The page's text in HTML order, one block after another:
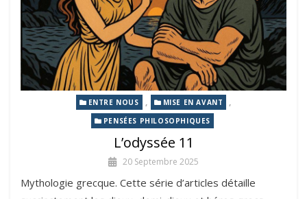
ENTRE NOUS , MISE EN AVANT ,
PENSÉES PHILOSOPHIQUES
L’odyssée 11
20 Septembre 2025
Mythologie grecque. Cette série d’articles détaille